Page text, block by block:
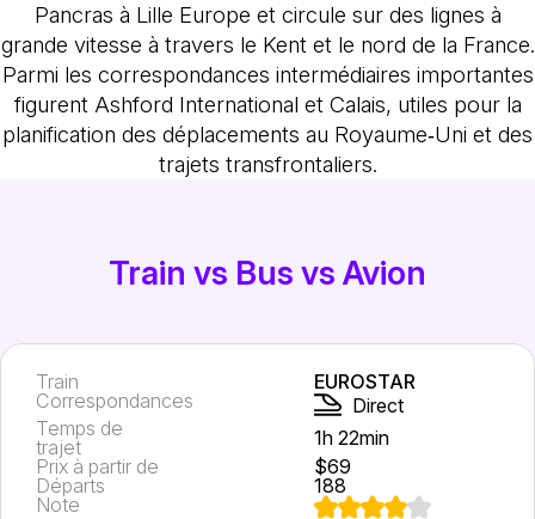
Pancras à Lille Europe et circule sur des lignes à
grande vitesse à travers le Kent et le nord de la France.
Parmi les correspondances intermédiaires importantes
figurent Ashford International et Calais, utiles pour la
planification des déplacements au Royaume‑Uni et des
trajets transfrontaliers.
Train vs Bus vs Avion
Train
EUROSTAR
Correspondances
Direct
Temps de
trajet
1h 22min
Prix à partir de
$69
Départs
188
Note